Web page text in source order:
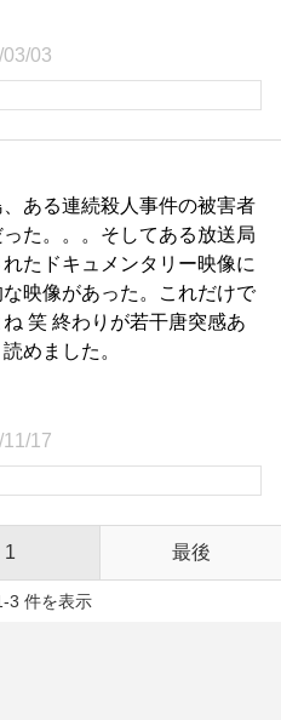
03
ある連続殺人事件の被害者
た。。。そしてある放送局
たドキュメンタリー映像に
映像があった。これだけで
笑 終わりが若干唐突感あ
めました。
17
1 最後
3 件を表示